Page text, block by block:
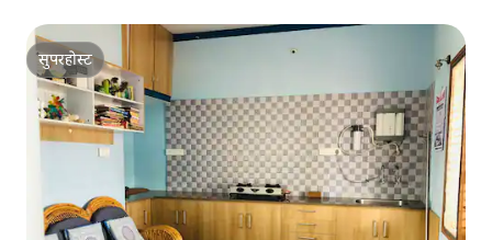
सुपरहोस्ट
सुपरहोस्ट